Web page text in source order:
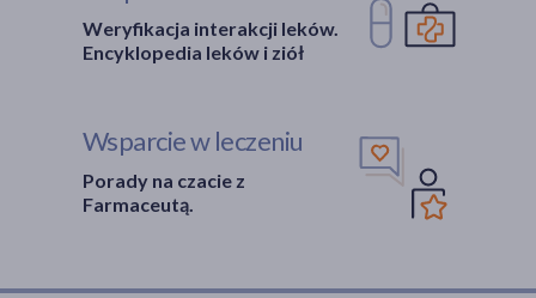
Pora stosowania
na noc(1)
Smak
owoce tropikalne(1)
Weryfikacja interakcji leków.
Encyklopedia leków i ziół
Wsparcie w leczeniu
Porady na czacie z
Farmaceutą.